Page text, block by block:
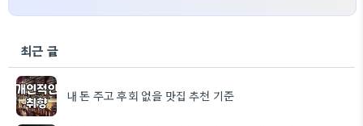
최근 글
내 돈 주고 후회 없을 맛집 추천 기준